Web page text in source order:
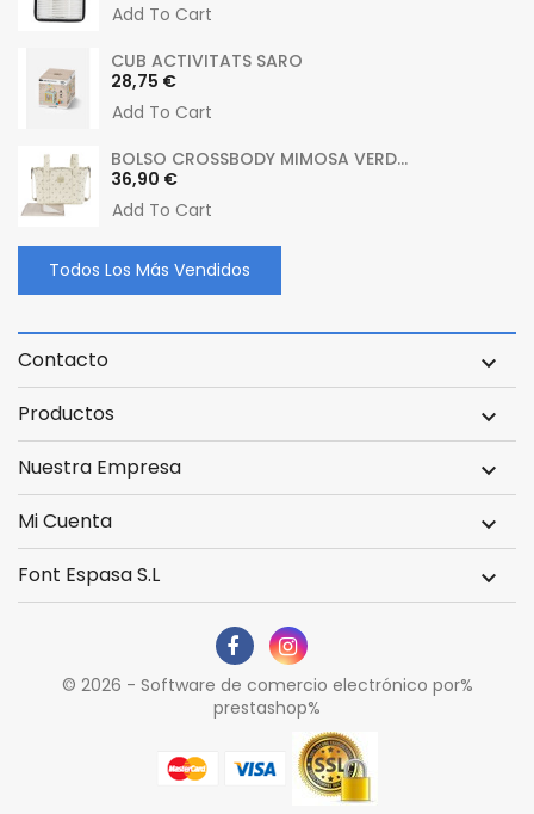
Add To Cart
CUB ACTIVITATS SARO
Precio
28,75 €
Add To Cart
BOLSO CROSSBODY MIMOSA VERD...
Precio
36,90 €
Add To Cart
Todos Los Más Vendidos
Contacto 
Productos 
Nuestra Empresa 
Mi Cuenta 
Font Espasa S.L 
© 2026 - Software de comercio electrónico por%
prestashop%